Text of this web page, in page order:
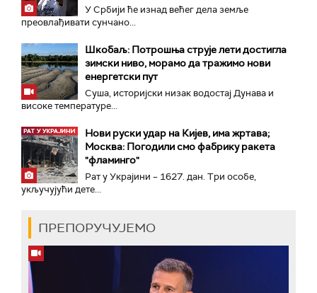
У Србији ће изнад већег дела земље
преовлађивати сунчано...
Шкобаљ: Потрошња струје лети достигла
зимски ниво, морамо да тражимо нови
енергетски пут
Суша, историјски низак водостај Дунава и
високе температуре...
Нови руски удар на Кијев, има жртава;
Москва: Погодили смо фабрику ракета
"фламинго"
Рат у Украјини – 1627. дан. Три особе,
укључујући дете...
ПРЕПОРУЧУЈЕМО